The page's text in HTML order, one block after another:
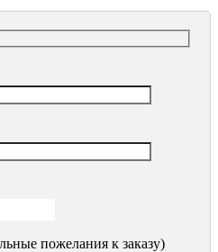
пожелания к заказу)